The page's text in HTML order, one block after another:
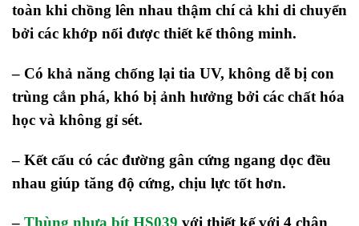
toàn khi chồng lên nhau thậm chí cả khi di chuyển
bởi các khớp nối được thiết kế thông minh.
– Có khả năng chống lại tia UV, không dễ bị con
trùng cắn phá, khó bị ảnh hưởng bởi các chất hóa
học và không gỉ sét.
– Kết cấu có các đường gân cứng ngang dọc đều
nhau giúp tăng độ cứng, chịu lực tốt hơn.